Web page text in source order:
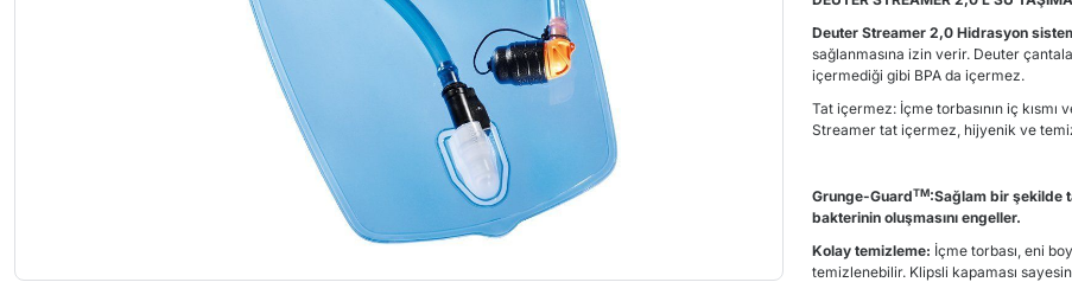
Deuter Streamer 2,0 Hidrasyon
sağlanmasına izin verir. Deuter
içermediği gibi BPA da içermez.
Tat içermez: İçme torbasının iç
Streamer tat içermez, hijyenik ve
Grunge-GuardTM:Sağlam bir şekilde
bakterinin oluşmasını engeller.
Kolay temizleme: İçme torbası, eni
temizlenebilir. Klipsli kapaması